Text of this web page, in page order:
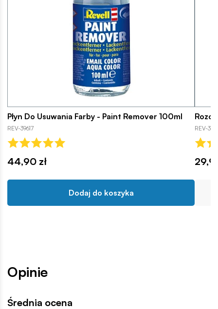
Płyn Do Usuwania Farby - Paint Remover 100ml
REV-39617
44,90 zł
Dodaj do koszyka
REV-
Opinie
Średnia ocena